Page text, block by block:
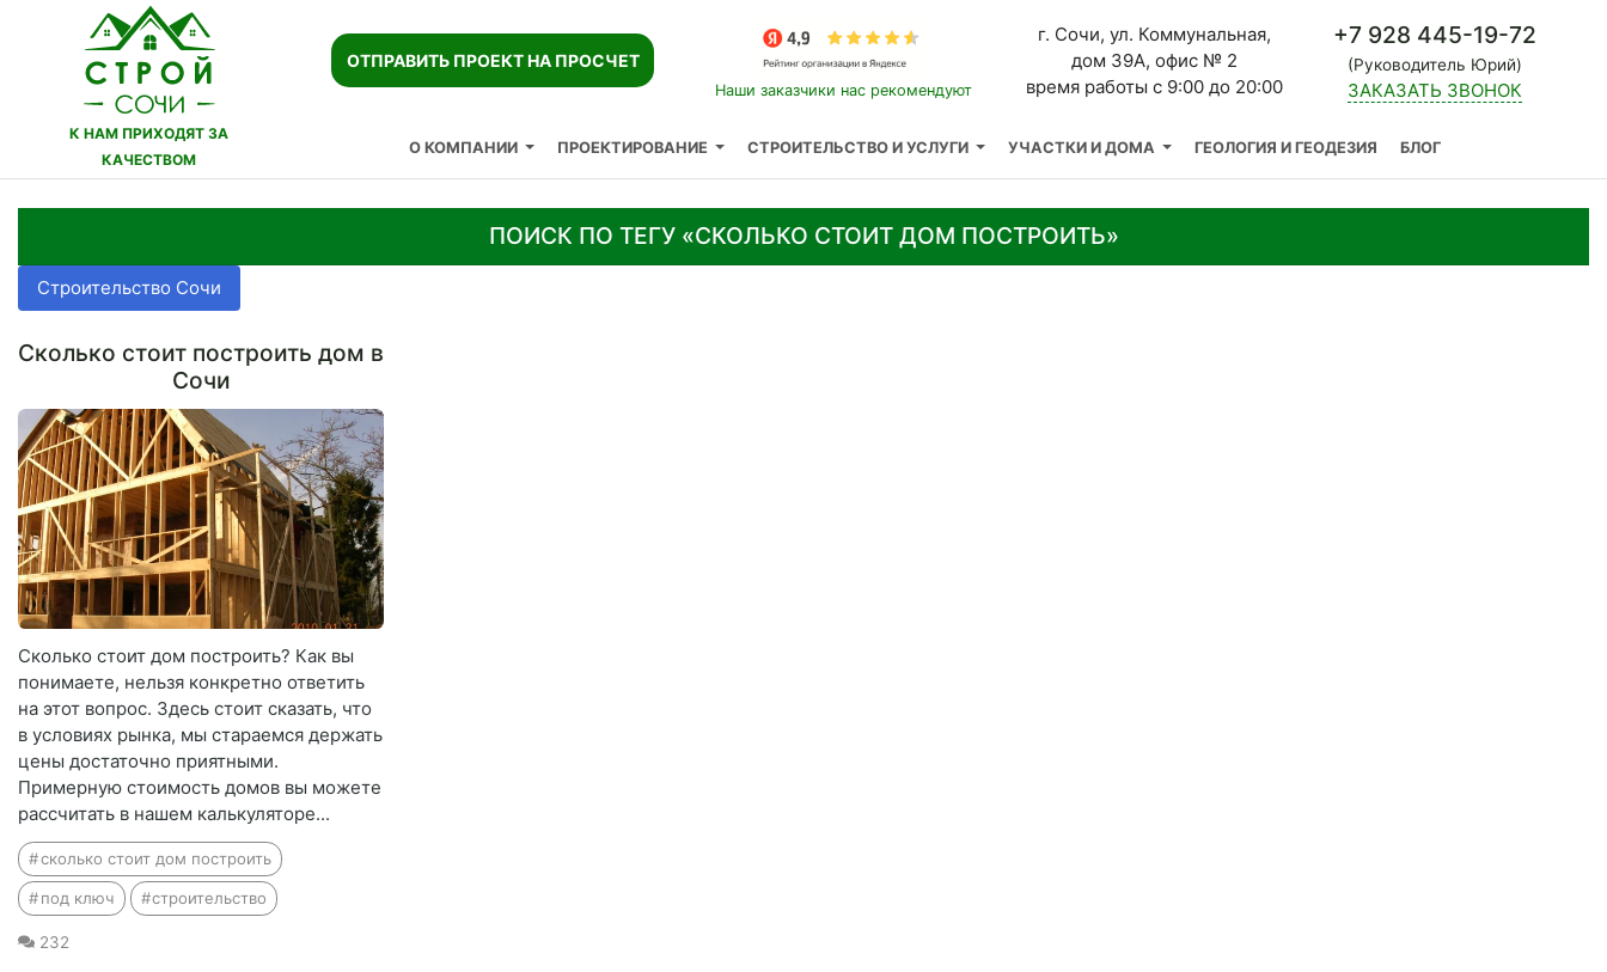
К НАМ ПРИХОДЯТ ЗА
КАЧЕСТВОМ
ОТПРАВИТЬ ПРОЕКТ НА ПРОСЧЕТ
Наши заказчики нас рекомендуют
г. Сочи, ул. Коммунальная,
дом 39А, офис № 2
время работы с 9:00 до 20:00
+7 928 445-19-72
(Руководитель Юрий)
ЗАКАЗАТЬ ЗВОНОК
О КОМПАНИИ ПРОЕКТИРОВАНИЕ СТРОИТЕЛЬСТВО И УСЛУГИ УЧАСТКИ И ДОМА ГЕОЛОГИЯ И ГЕОДЕЗИЯ БЛОГ
ПОИСК ПО ТЕГУ «СКОЛЬКО СТОИТ ДОМ ПОСТРОИТЬ»
Строительство Сочи
Сколько стоит построить дом в
Сочи
Сколько стоит дом построить? Как вы
понимаете, нельзя конкретно ответить
на этот вопрос. Здесь стоит сказать, что
в условиях рынка, мы стараемся держать
цены достаточно приятными.
Примерную стоимость домов вы можете
рассчитать в нашем калькуляторе...
сколько стоит дом построить
под ключ строительство
232